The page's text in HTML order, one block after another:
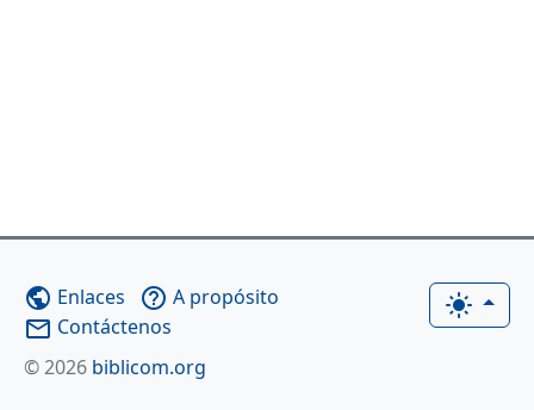
light_mode
public Enlaces help_outline A propósito
mail_outline Contáctenos
© 2026 biblicom.org